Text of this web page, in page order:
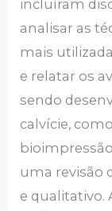
incluíram
analisar as
mais
e relatar os
sendo
calvície,
uma revisão
e qualitativo.